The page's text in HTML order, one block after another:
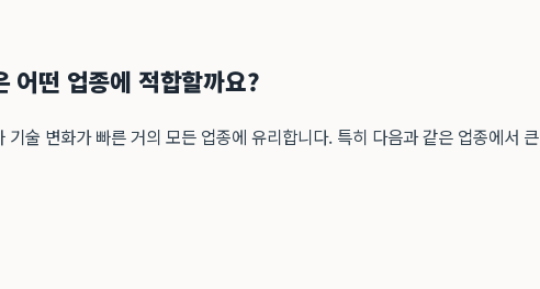
어떤 업종에 적합할까요?
술 변화가 빠른 거의 모든 업종에 유리합니다. 특히 다음과 같은 업종에서 큰